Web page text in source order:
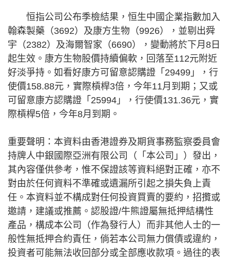
恒指公司公布季檢結果，恒生中國企業指數加入
翰森製藥（3692）及康方生物（9926），並剔出舜
宇（2382）及海爾智家（6690），變動將於下月8日
起生效。康方生物股價持續偏軟，回落至112元附近
好淡爭持。如看好康方可留意認購證「29499」，行
使價158.88元，實際槓桿3倍，今年11月到期；又或
可留意康方認購證「25994」，行使價131.36元，實
際槓桿5倍，今年8月到期。
重要聲明：本資料由香港證券及期貨事務監察委員會
持牌人中銀國際亞洲有限公司（「本公司」）發出，
其內容僅供參考，惟不保證該等資料絕對正確，亦不
對由於任何資料不準確或遺漏所引起之損失負上責
任。本資料並不構成對任何投資買賣的要約，招攬或
邀請，建議或推薦。認股證/牛熊證屬無抵押結構性
產品，構成本公司（作為發行人）而非其他人士的一
般性無抵押合約責任，倘若本公司無力償債或違約，
投資者可能無法收回部分或全部應收款項。過往的表